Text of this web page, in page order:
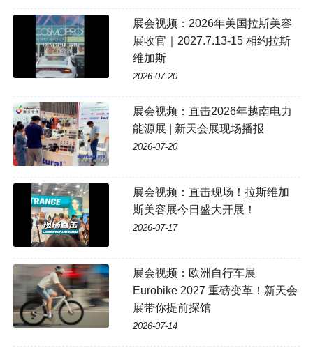
展会视频：2026年美国拉斯美容
展收官｜2027.7.13-15 相约拉斯
维加斯
2026-07-20
展会视频：直击2026年越南电力
能源展 | 新天会展现场播报
2026-07-20
展会视频：直击现场！拉斯维加
斯美容展今日盛大开展！
2026-07-17
展会视频：欧洲自行车展
Eurobike 2027 重磅变革！新天会
展带你提前探馆
2026-07-14